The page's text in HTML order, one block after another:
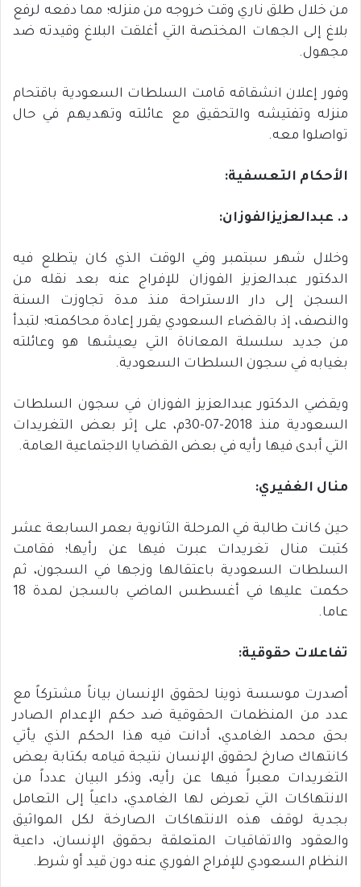
من خلال طلق ناري وقت خروجه من منزله؛ مما دفعه لرفع
بلاغ إلى الجهات المختصة التي أغلقت البلاغ وقيدته ضد
مجهول.
وفور إعلان انشقاقه قامت السلطات السعودية باقتحام
منزله وتفتيشه والتحقيق مع عائلته وتهديهم في حال
تواصلوا معه.
الأحكام التعسفية:
د. عبدالعزيزالفوزان:
وخلال شهر سبتمبر وفي الوقت الذي كان يتطلع فيه
الدكتور عبدالعزيز الفوزان للإفراج عنه بعد نقله من
السجن إلى دار الاستراحة منذ مدة تجاوزت السنة
والنصف، إذ بالقضاء السعودي يقرر إعادة محاكمته؛ لتبدأ
من جديد سلسلة المعاناة التي يعيشها هو وعائلته
بغيابه في سجون السلطات السعودية.
ويقضي الدكتور عبدالعزيز الفوزان في سجون السلطات
السعودية منذ 2018-07-30م، على إثر بعض التغريدات
التي أبدى فيها رأيه في بعض القضايا الاجتماعية العامة.
منال الغفيري:
حين كانت طالبة في المرحلة الثانوية بعمر السابعة عشر
كتبت منال تغريدات عبرت فيها عن رأيها؛ فقامت
السلطات السعودية باعتقالها وزجها في السجون، ثم
حكمت عليها في أغسطس الماضي بالسجن لمدة 18
عاما.
تفاعلات حقوقية:
أصدرت موسسة ذوينا لحقوق الإنسان بياناً مشتركاً مع
عدد من المنظمات الحقوقية ضد حكم الإعدام الصادر
بحق محمد الغامدي، أدانت فيه هذا الحكم الذي يأتي
كانتهاك صارخ لحقوق الإنسان نتيجة قيامه بكتابة بعض
التغريدات معبراً فيها عن رأيه، وذكر البيان عدداً من
الانتهاكات التي تعرض لها الغامدي، داعياً إلى التعامل
بجدية لوقف هذه الانتهاكات الصارخة لكل المواثيق
والعقود والاتفاقيات المتعلقة بحقوق الإنسان، داعية
النظام السعودي للإفراج الفوري عنه دون قيد أو شرط.